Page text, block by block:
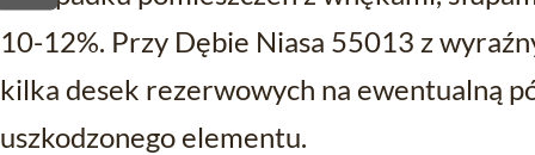
10-12%. Przy Dębie Niasa 55013 z
kilka desek rezerwowych na ewentualną
uszkodzonego elementu.